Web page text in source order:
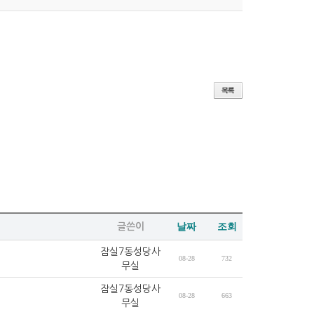
글쓴이 날짜 조회
잠실7동성당사
무실
08-28 732
잠실7동성당사
무실
08-28 663